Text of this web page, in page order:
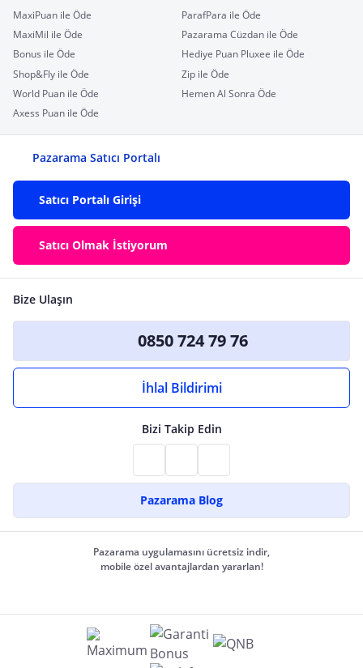
MaxiPuan ile Öde
ParafPara ile Öde
MaxiMil ile Öde
Pazarama Cüzdan ile Öde
Bonus ile Öde
Hediye Puan Pluxee ile Öde
Shop&Fly ile Öde
Zip ile Öde
World Puan ile Öde
Hemen Al Sonra Öde
Axess Puan ile Öde
Pazarama Satıcı Portalı
Satıcı Portalı Girişi
Satıcı Olmak İstiyorum
Bize Ulaşın
0850 724 79 76
İhlal Bildirimi
Bizi Takip Edin
Pazarama Blog
Pazarama uygulamasını ücretsiz indir,
mobile özel avantajlardan yararlan!